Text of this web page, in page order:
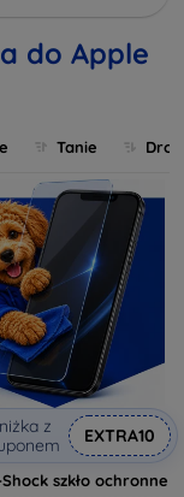
do Apple
Tanie
z
EXTRA10
szkło ochronne